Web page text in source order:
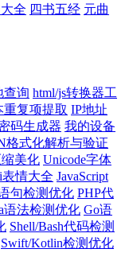
全 四书五经 元曲
查询 html/js转换器工
重复项提取 IP地址
码生成器 我的设备
格式化解析与验证
缩美化 Unicode字体
表情大全 JavaScript
句检测优化 PHP代
语法检测优化 Go语
Shell/Bash代码检测
Swift/Kotlin检测优化